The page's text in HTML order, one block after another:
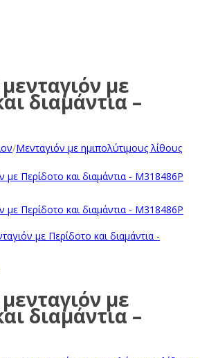
με
διαμάντια –
/Μενταγιόν με ημιπολύτιμους λίθους
με
διαμάντια –